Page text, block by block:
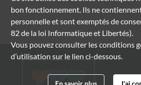
bon fonctionnement. Ils ne
personnelle et sont exemptés de
82 de la loi Informatique et Libertés).
Vous pouvez consulter les conditions
d’utilisation sur le lien ci-dessous.